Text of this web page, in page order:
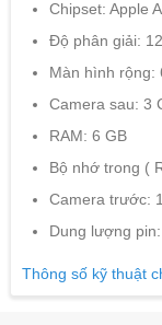
Chipset: Apple
Độ phân giải:
Màn hình rộng:
Camera sau: 3
RAM: 6 GB
Bộ nhớ trong (
Camera trước:
Dung lượng
Thông số kỹ thuật